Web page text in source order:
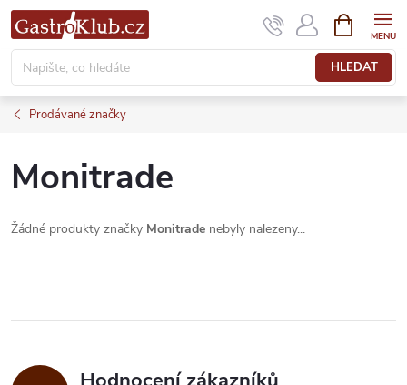
Přejít
na
obsah
HLEDAT
NÁKUPNÍ
KOŠÍK
Prodávané značky
Monitrade
Žádné produkty značky Monitrade nebyly nalezeny...